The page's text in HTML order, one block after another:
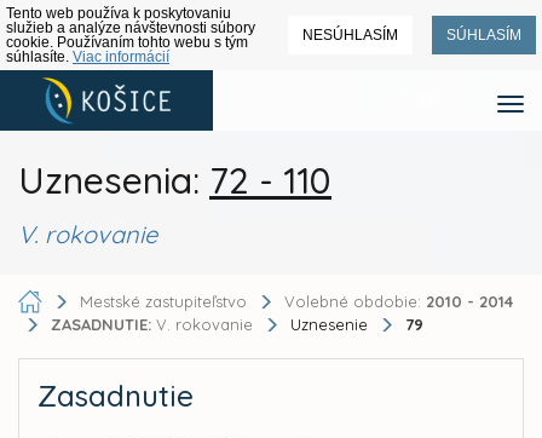
Tento web používa k poskytovaniu
služieb a analýze návštevnosti súbory
cookie. Používaním tohto webu s tým
súhlasíte. Viac informácií
NESÚHLASÍM SÚHLASÍM
Uznesenia: 72 - 110
V. rokovanie
Mestské zastupiteľstvo Volebné obdobie: 2010 - 2014
ZASADNUTIE: V. rokovanie Uznesenie 79
Zasadnutie